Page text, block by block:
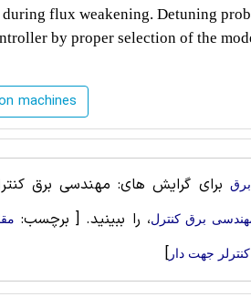
flux weakening. Detuning
by proper selection of the
machines
برای گرایش های: مهندسی برق
برق کنترل، را ببینید. [ برچسب:
جهت دار ]